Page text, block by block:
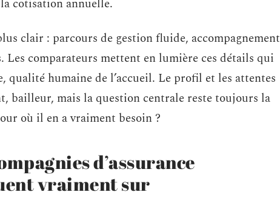
cotisation annuelle.
clair : parcours de gestion fluide, accompagnement
Les comparateurs mettent en lumière ces détails qui
humaine de l’accueil. Le profil et les attentes
bailleur, mais la question centrale reste toujours la
où il en a vraiment besoin ?
d’assurance
vraiment sur